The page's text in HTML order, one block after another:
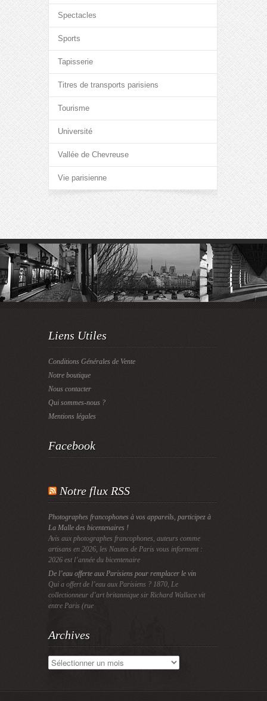
Spectacles
Sports
Tapisserie
Titres de transports parisiens
Tourisme
Université
Vallée de Chevreuse
Vie parisienne
Liens Utiles
Conditions Générales de Vente
Notre boutique
Nous contacter
Qui sommes-nous ?
Mentions légales
Facebook
Notre flux RSS
Photographes francophones à vos appareils, participez à
La Malle des bicentenaires !
Avis aux photographes francophones, auteurs comme
artisans en 2026, les Nautes de Paris vous informent :
2026 est l’année du bicentenaire
De l’eau offerte aux Parisiens pour remplacer le vin
Qui a offert de l’eau aux Parisiens ? 1870, Le
collectionneur d’art britannique sir Richard Wallace vit
entre Paris (rue
Archives
Archives